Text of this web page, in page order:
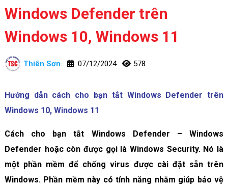
Windows Defender trên
Windows 10, Windows 11
Thiên Sơn 07/12/2024 578
Hướng dẫn cách cho bạn tắt Windows Defender trên
Windows 10, Windows 11
Cách cho bạn tắt Windows Defender – Windows
Defender hoặc còn được gọi là Windows Security. Nó là
một phần mềm để chống virus được cài đặt sẵn trên
Windows. Phần mềm này có tính năng nhằm giúp bảo vệ